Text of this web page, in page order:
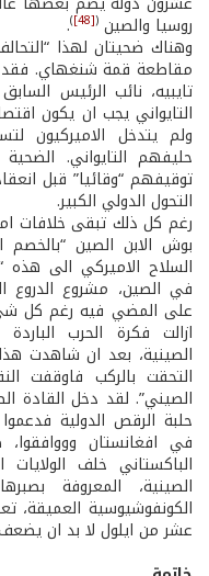
روسيا والصين (
[48]
)
.
وهناك ضحيتان لهذا
مقاطعة قمة شنغهاي. فقد
تايبيه، نائب الرئيس
التايواني يجب ان يكون
ولم يتدخل الاميركيون
حليفهم التايواني.
توقيفهم “وقائيا” قبل
التحول الدولي الكبير.
رغم كل ذلك تبقى خلافات
بوش الابن الصين “بالخصم
السلاح الاميركي الى هذه
في الصين، مشروع الدروع
ازالت فكرة الحرب الباردة
الصينية، بعد ان شاهدت
التحقت بالركب فاوقفت
الصيني”. لقد دخل القادة
حلبة الرقص الدولية فدعموا
في افغانستان
الباكستاني خلف
الصينية، المعروفة
الكونفوشيوسية العميقة،
عشر من ايلول لا بد ان